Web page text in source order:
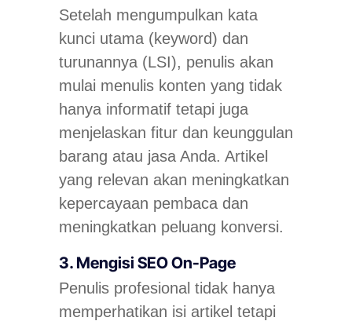
Setelah mengumpulkan kata
kunci utama (keyword) dan
turunannya (LSI), penulis akan
mulai menulis konten yang tidak
hanya informatif tetapi juga
menjelaskan fitur dan keunggulan
barang atau jasa Anda. Artikel
yang relevan akan meningkatkan
kepercayaan pembaca dan
meningkatkan peluang konversi.
3. Mengisi SEO On-Page
Penulis profesional tidak hanya
memperhatikan isi artikel tetapi